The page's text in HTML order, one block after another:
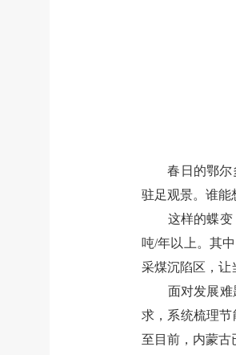
春日的鄂尔
驻足观景。谁能
这样的蝶
吨/年以上。其
采煤沉陷区，让
面对发展
求，系统梳理
至目前，内蒙古